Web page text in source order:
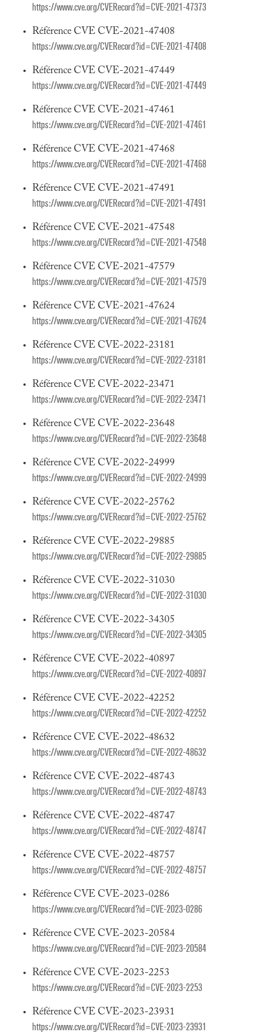
https://www.cve.org/CVERecord?id=CVE-2021-47373
Référence CVE CVE-2021-47408
https://www.cve.org/CVERecord?id=CVE-2021-47408
Référence CVE CVE-2021-47449
https://www.cve.org/CVERecord?id=CVE-2021-47449
Référence CVE CVE-2021-47461
https://www.cve.org/CVERecord?id=CVE-2021-47461
Référence CVE CVE-2021-47468
https://www.cve.org/CVERecord?id=CVE-2021-47468
Référence CVE CVE-2021-47491
https://www.cve.org/CVERecord?id=CVE-2021-47491
Référence CVE CVE-2021-47548
https://www.cve.org/CVERecord?id=CVE-2021-47548
Référence CVE CVE-2021-47579
https://www.cve.org/CVERecord?id=CVE-2021-47579
Référence CVE CVE-2021-47624
https://www.cve.org/CVERecord?id=CVE-2021-47624
Référence CVE CVE-2022-23181
https://www.cve.org/CVERecord?id=CVE-2022-23181
Référence CVE CVE-2022-23471
https://www.cve.org/CVERecord?id=CVE-2022-23471
Référence CVE CVE-2022-23648
https://www.cve.org/CVERecord?id=CVE-2022-23648
Référence CVE CVE-2022-24999
https://www.cve.org/CVERecord?id=CVE-2022-24999
Référence CVE CVE-2022-25762
https://www.cve.org/CVERecord?id=CVE-2022-25762
Référence CVE CVE-2022-29885
https://www.cve.org/CVERecord?id=CVE-2022-29885
Référence CVE CVE-2022-31030
https://www.cve.org/CVERecord?id=CVE-2022-31030
Référence CVE CVE-2022-34305
https://www.cve.org/CVERecord?id=CVE-2022-34305
Référence CVE CVE-2022-40897
https://www.cve.org/CVERecord?id=CVE-2022-40897
Référence CVE CVE-2022-42252
https://www.cve.org/CVERecord?id=CVE-2022-42252
Référence CVE CVE-2022-48632
https://www.cve.org/CVERecord?id=CVE-2022-48632
Référence CVE CVE-2022-48743
https://www.cve.org/CVERecord?id=CVE-2022-48743
Référence CVE CVE-2022-48747
https://www.cve.org/CVERecord?id=CVE-2022-48747
Référence CVE CVE-2022-48757
https://www.cve.org/CVERecord?id=CVE-2022-48757
Référence CVE CVE-2023-0286
https://www.cve.org/CVERecord?id=CVE-2023-0286
Référence CVE CVE-2023-20584
https://www.cve.org/CVERecord?id=CVE-2023-20584
Référence CVE CVE-2023-2253
https://www.cve.org/CVERecord?id=CVE-2023-2253
Référence CVE CVE-2023-23931
https://www.cve.org/CVERecord?id=CVE-2023-23931